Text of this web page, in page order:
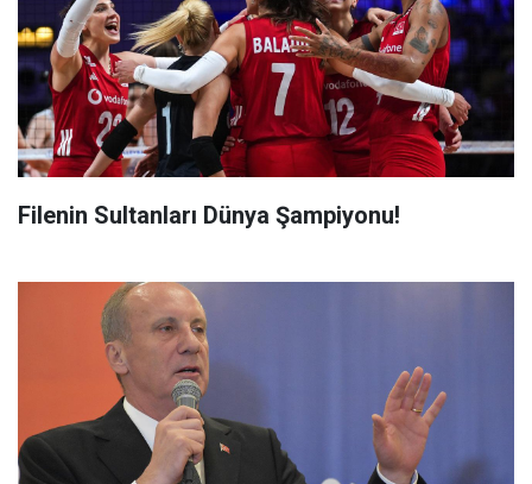
Filenin Sultanları Dünya Şampiyonu!